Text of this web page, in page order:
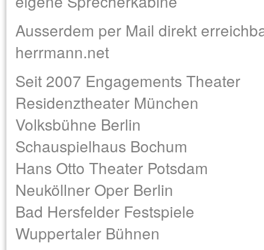
Ausserdem per Mail direkt
herrmann.net
Seit 2007 Engagements Theater
Residenztheater München
Volksbühne Berlin
Schauspielhaus Bochum
Hans Otto Theater Potsdam
Neuköllner Oper Berlin
Bad Hersfelder Festspiele
Wuppertaler Bühnen